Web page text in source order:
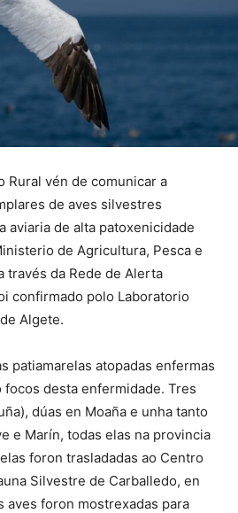
Rural vén de comunicar a
de aves silvestres
aviaria de alta patoxenicidade
de Agricultura, Pesca e
través da Rede de Alerta
confirmado polo Laboratorio
Algete.
patiamarelas atopadas enfermas
desta enfermidade. Tres
dúas en Moaña e unha tanto
e Marín, todas elas na provincia
foron trasladadas ao Centro
Silvestre de Carballedo, en
aves foron mostrexadas para